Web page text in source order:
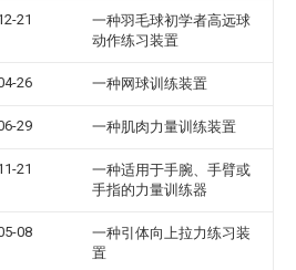
21
一种羽毛球初学者高远球
动作练习装置
26 一种网球训练装置
29 一种肌肉力量训练装置
21
一种适用于手腕、手臂或
手指的力量训练器
08
一种引体向上拉力练习装
置